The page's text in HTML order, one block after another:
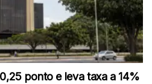
ponto e leva taxa a 14%